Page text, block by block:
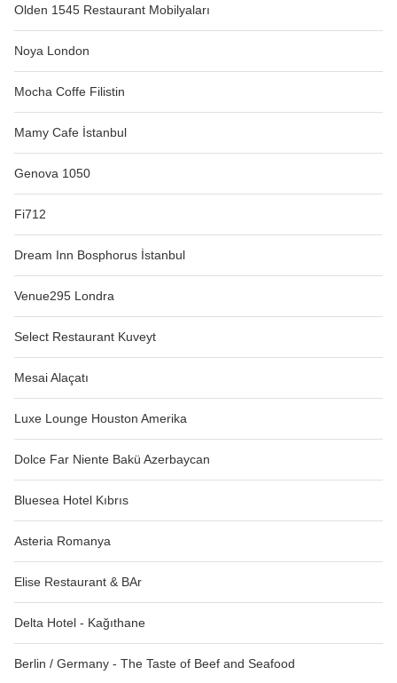
Olden 1545 Restaurant Mobilyaları
Noya London
Mocha Coffe Filistin
Mamy Cafe İstanbul
Genova 1050
Fi712
Dream Inn Bosphorus İstanbul
Venue295 Londra
Select Restaurant Kuveyt
Mesai Alaçatı
Luxe Lounge Houston Amerika
Dolce Far Niente Bakü Azerbaycan
Bluesea Hotel Kıbrıs
Asteria Romanya
Elise Restaurant & BAr
Delta Hotel - Kağıthane
Berlin / Germany - The Taste of Beef and Seafood